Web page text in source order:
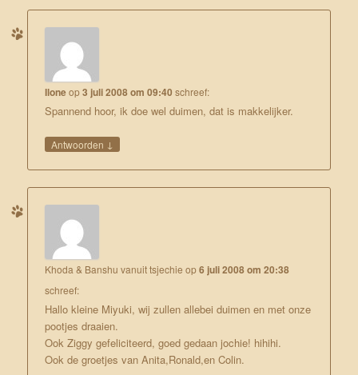
Iloneop3 juli 2008 om 09:40 schreef:
Spannend hoor, ik doe wel duimen, dat is makkelijker.
Antwoorden ↓
Khoda & Banshu vanuit tsjechie op6 juli 2008 om 20:38
schreef:
Hallo kleine Miyuki, wij zullen allebei duimen en met onze
pootjes draaien.
Ook Ziggy gefeliciteerd, goed gedaan jochie! hihihi.
Ook de groetjes van Anita,Ronald,en Colin.